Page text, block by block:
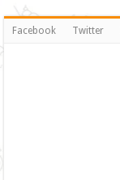
Facebook Twitter